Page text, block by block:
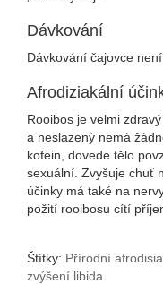
Dávkování
Dávkování čajovce
Afrodiziakální
Rooibos je velmi
a neslazený nemá
kofein, dovede tělo
sexuální. Zvyšuje chuť
účinky má také na
požití rooibosu cítí
Štítky: Přírodní
zvýšení libida